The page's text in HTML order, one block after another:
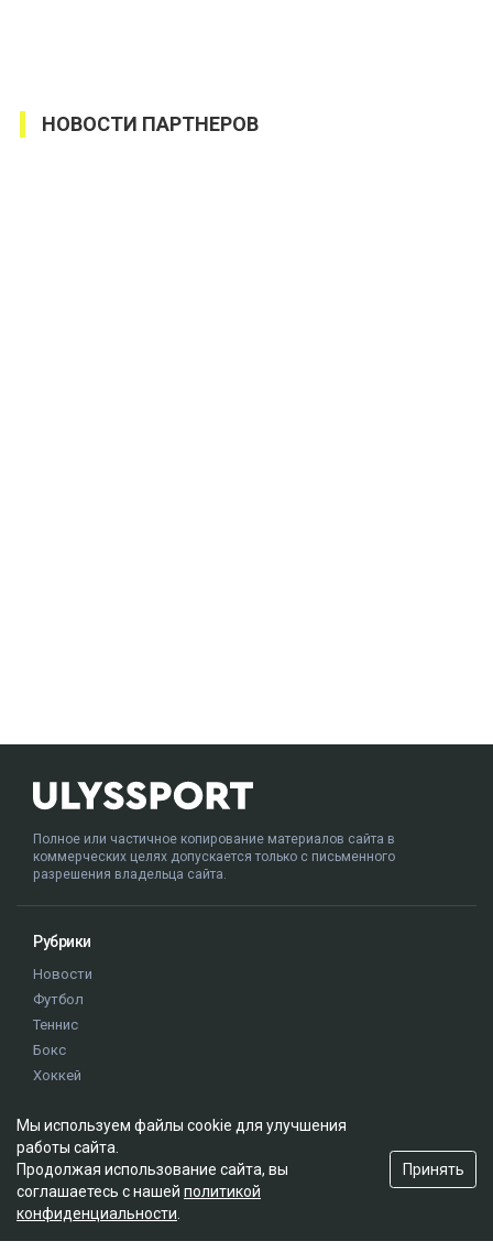
НОВОСТИ ПАРТНЕРОВ
Полное или частичное копирование материалов сайта в
коммерческих целях допускается только с письменного
разрешения владельца сайта.
Рубрики
Новости
Футбол
Теннис
Бокс
Хоккей
Истории
Олимпиада
Редакция
Мы используем файлы cookie для улучшения
работы сайта.
Продолжая использование сайта, вы
соглашаетесь с нашей политикой
конфиденциальности
Принять